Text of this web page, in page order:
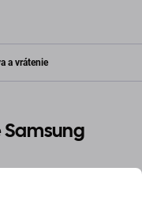
a vrátenie
Galaxy Note 10